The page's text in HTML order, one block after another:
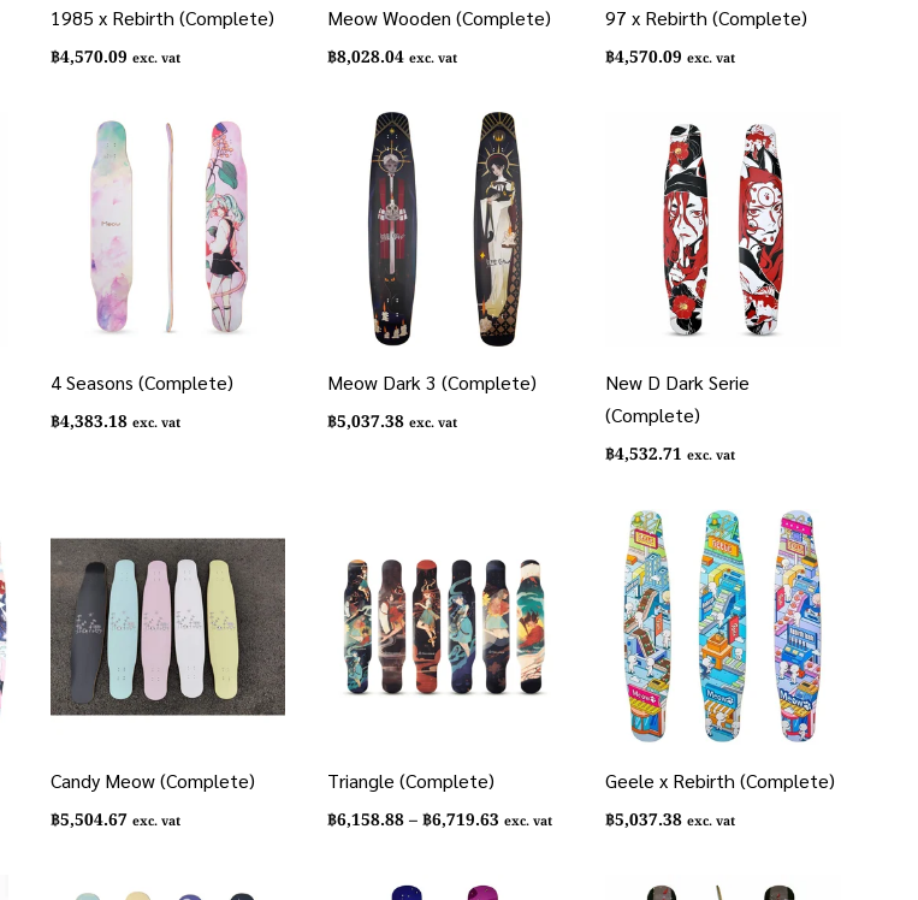
1985 x Rebirth (Complete)
฿4,570.09 exc. vat
Meow Wooden (Complete)
฿8,028.04 exc. vat
97 x Rebirth (Complete)
฿4,570.09 exc. vat
4 Seasons (Complete)
฿4,383.18 exc. vat
Meow Dark 3 (Complete)
฿5,037.38 exc. vat
New D Dark Serie
(Complete)
฿4,532.71 exc. vat
Candy Meow (Complete)
฿5,504.67 exc. vat
Triangle (Complete)
฿6,158.88–฿6,719.63 Price
exc. vat
Geele x Rebirth (Complete)
฿5,037.38 exc. vat